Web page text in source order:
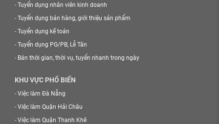
- Tuyển dụng nhân viên kinh doanh
- Tuyển dụng bán hàng, giới thiệu sản phẩm
- Tuyển dụng kế toán
- Tuyển dụng PG/PB, Lễ Tân
- Bán thời gian, thời vụ, tuyển nhanh trong ngày
KHU VỰC PHỔ BIẾN
- Việc làm Đà Nẵng
- Việc làm Quận Hải Châu
- Việc làm Quận Thanh Khê